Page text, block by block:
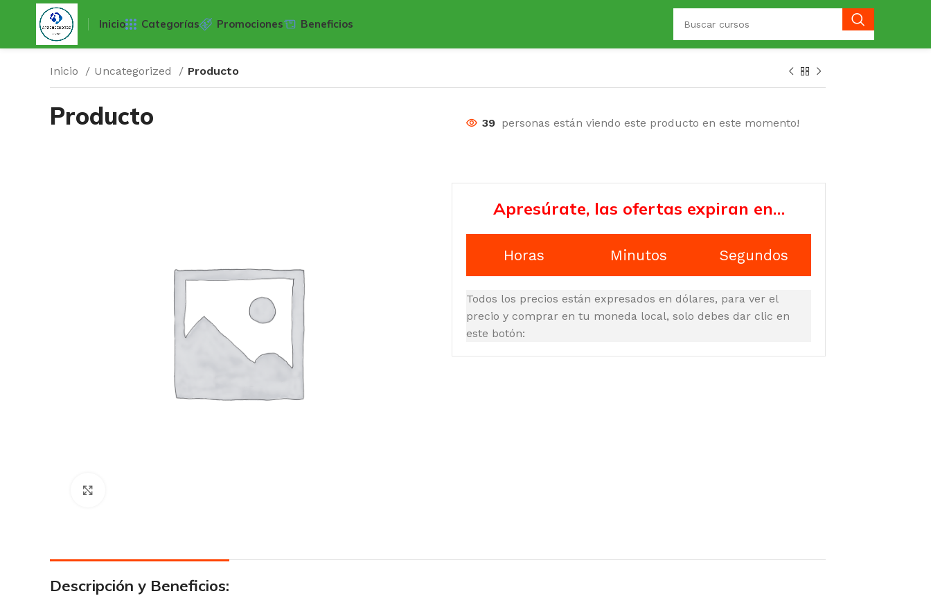
Inicio Categorías Promociones Beneficios
Inicio Uncategorized Producto
Producto 39 personas están viendo este producto en este momento!
Apresúrate, las ofertas expiran en…
Horas Minutos Segundos
Todos los precios están expresados en dólares, para ver el
precio y comprar en tu moneda local, solo debes dar clic en
este botón:
Descripción y Beneficios: